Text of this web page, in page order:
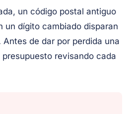
un código postal antiguo
un dígito cambiado disparan
de dar por perdida una
revisando cada